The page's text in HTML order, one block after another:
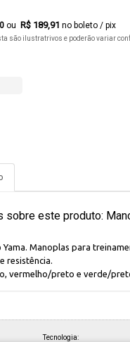
R$ 189,91 no boleto / pix
são ilustratrivos e poderão variar
sobre este produto:
Yama. Manoplas para
resistência.
vermelho/preto e verde/
Tecnologia: